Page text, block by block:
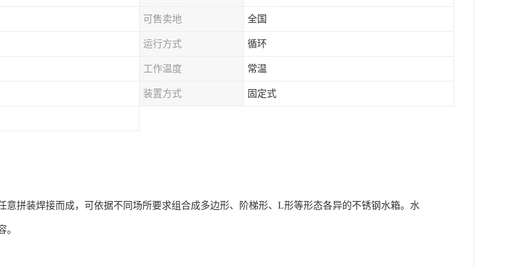
可售卖地 全国
运行方式 循环
工作温度 常温
装置方式 固定式
拼装焊接而成，可依据不同场所要求组合成多边形、阶梯形、L形等形态各异的不锈钢水箱。水
。